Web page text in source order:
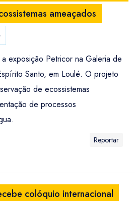
ameaçados
exposição Petricor na Galeria de
Santo, em Loulé. O projeto
de ecossistemas
de processos
Reportar
colóquio internacional